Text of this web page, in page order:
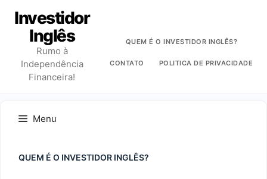
para
conteúdo
Investidor
Inglês
Rumo à
Independência
Financeira!
QUEM É O INVESTIDOR INGLÊS?
CONTATO POLITICA DE PRIVACIDADE
Menu
QUEM É O INVESTIDOR INGLÊS?